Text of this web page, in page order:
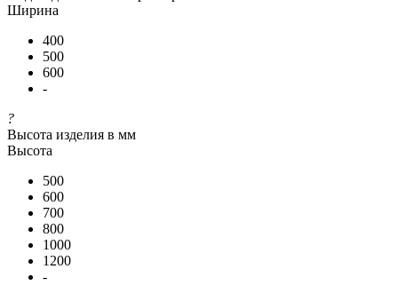
Ширина
400
500
600
-
?
Высота изделия в мм
Высота
500
600
700
800
1000
1200
-